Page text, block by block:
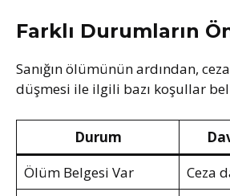
Farklı Durumların
Sanığın ölümünün ardından,
düşmesi ile ilgili bazı koşullar
Durum
Ölüm Belgesi Var
Ceza